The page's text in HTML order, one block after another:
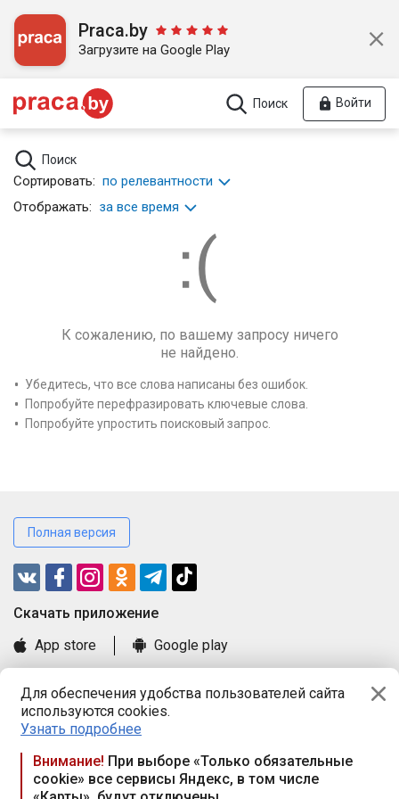
Для обеспечения удобства пользователей сайта
используются cookies.
Узнать подробнее
Внимание! При выборе «Только обязательные
cookie» все сервисы Яндекс, в том числе
Praca.by
Загрузите на Google Play
Поиск Войти
Поиск
Сортировать: по релевантности
Отображать: за все время
К сожалению, по вашему запросу ничего
не найдено.
Убедитесь, что все слова написаны без ошибок.
Попробуйте перефразировать ключевые слова.
Попробуйте упростить поисковый запрос.
Полная версия
Cкачать приложение
App store
Google play
Книга замечаний и предложений
Правила и документы
Praca.by © 2000—2026, ООО «ПРАЦА БАЙ»
Республика Беларусь, 220114, г. Минск, пр-т Независимости
117а, пом. № 9.